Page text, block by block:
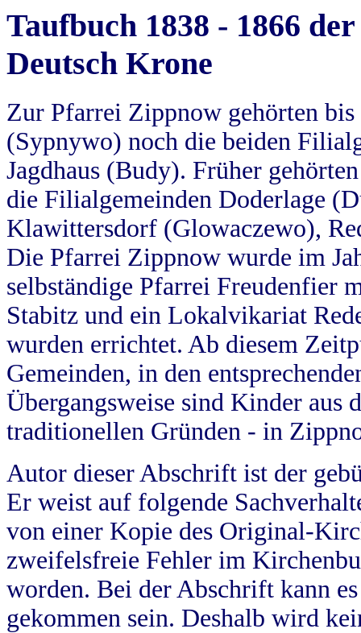
Taufbuch 1838 - 1866
Deutsch Krone
Zur Pfarrei Zippnow gehörten
(Sypnywo) noch die beiden
Jagdhaus (Budy). Früher
die Filialgemeinden Doderlage
Klawittersdorf (Glowaczewo),
Die Pfarrei Zippnow wurde im
selbständige Pfarrei Freudenfier
Stabitz und ein Lokalvikariat
wurden errichtet. Ab diesem
Gemeinden, in den
Übergangsweise sind Kinder aus
traditionellen Gründen - in
Autor dieser Abschrift ist der
Er weist auf folgende
von einer Kopie des Original-
zweifelsfreie Fehler im
worden. Bei der Abschrift kann
gekommen sein. Deshalb wird